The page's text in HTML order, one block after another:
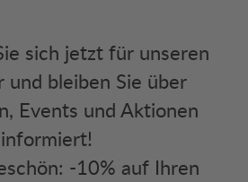
sich jetzt für unseren
bleiben Sie über
Events und Aktionen
informiert!
-10% auf Ihren